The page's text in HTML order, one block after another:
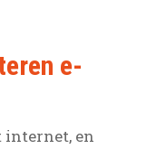
e-
internet, en